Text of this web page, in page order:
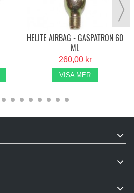
HELITE AIRBAG - GASPATRON 60
ML
260,00 kr
VISA MER